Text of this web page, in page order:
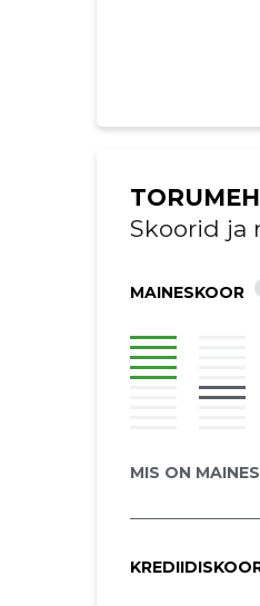
Skoorid ja
MAINESKOOR
MIS ON